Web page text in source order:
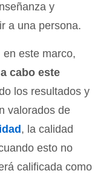
y
a una persona.
en este marco,
cabo este
los resultados y
valorados de
, la calidad
esto no
calificada como